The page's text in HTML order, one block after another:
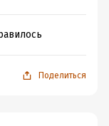
Поделиться